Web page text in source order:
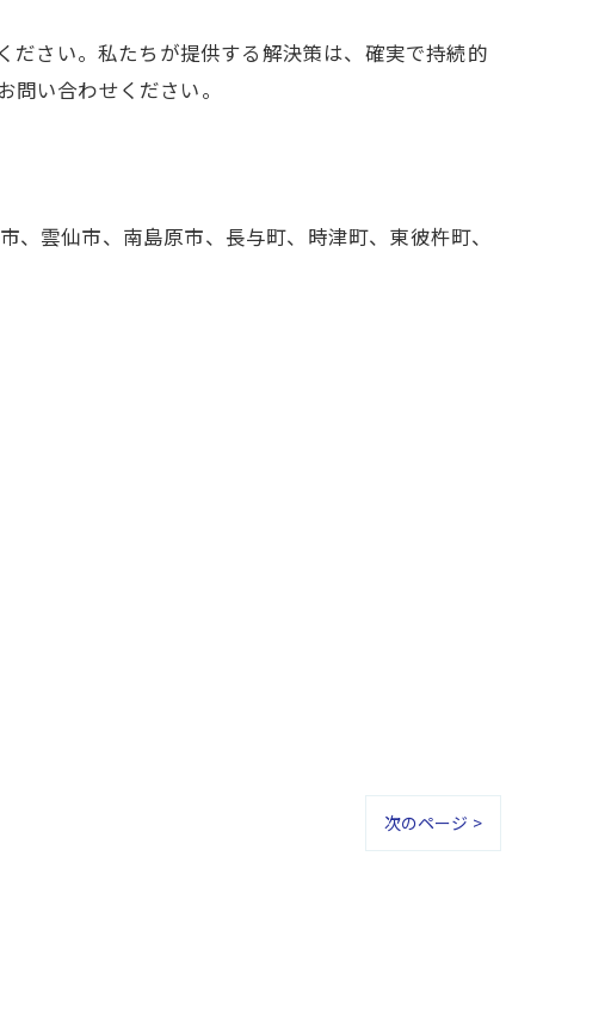
ださい。私たちが提供する解決策は、確実で持続的
い合わせください。
雲仙市、南島原市、長与町、時津町、東彼杵町、
次のページ >